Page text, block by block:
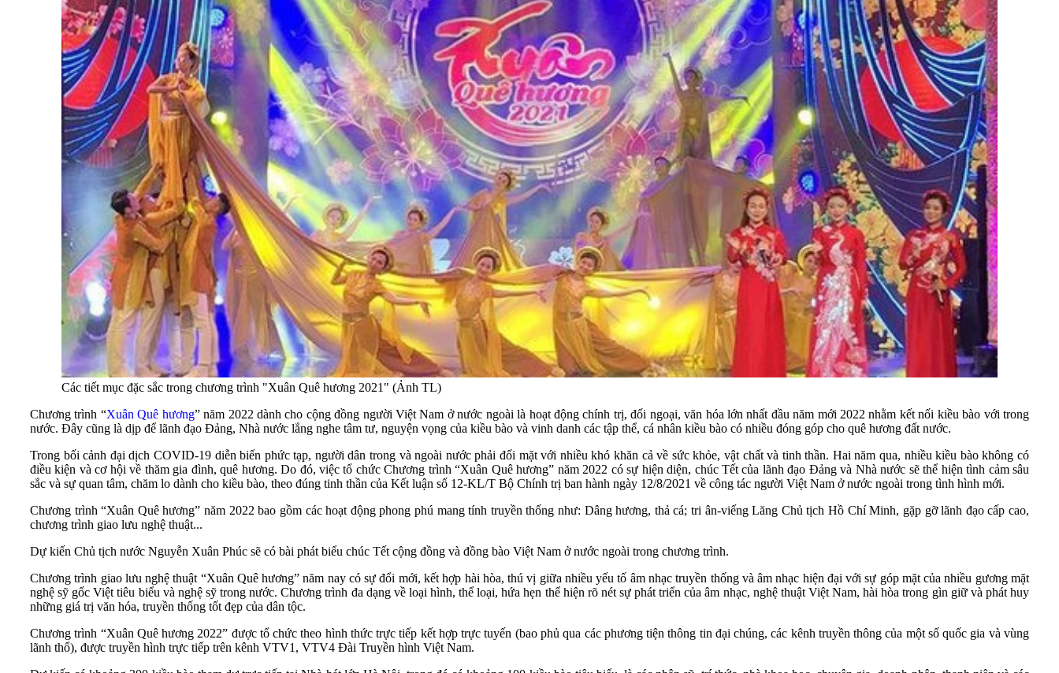
Các tiết mục đặc sắc trong chương trình "Xuân Quê hương 2021" (Ảnh TL)
Chương trình “Xuân Quê hương” năm 2022 dành cho cộng đồng người Việt Nam ở nước ngoài là hoạt động chính trị, đối ngoại, văn hóa lớn nhất đầu năm mới 2022 nhằm kết nối kiều bào với trong
nước. Đây cũng là dịp để lãnh đạo Đảng, Nhà nước lắng nghe tâm tư, nguyện vọng của kiều bào và vinh danh các tập thể, cá nhân kiều bào có nhiều đóng góp cho quê hương đất nước.
Trong bối cảnh đại dịch COVID-19 diễn biến phức tạp, người dân trong và ngoài nước phải đối mặt với nhiều khó khăn cả về sức khỏe, vật chất và tinh thần. Hai năm qua, nhiều kiều bào không có
điều kiện và cơ hội về thăm gia đình, quê hương. Do đó, việc tổ chức Chương trình “Xuân Quê hương” năm 2022 có sự hiện diện, chúc Tết của lãnh đạo Đảng và Nhà nước sẽ thể hiện tình cảm sâu
sắc và sự quan tâm, chăm lo dành cho kiều bào, theo đúng tinh thần của Kết luận số 12-KL/T Bộ Chính trị ban hành ngày 12/8/2021 về công tác người Việt Nam ở nước ngoài trong tình hình mới.
Chương trình “Xuân Quê hương” năm 2022 bao gồm các hoạt động phong phú mang tính truyền thống như: Dâng hương, thả cá; tri ân-viếng Lăng Chủ tịch Hồ Chí Minh, gặp gỡ lãnh đạo cấp cao,
chương trình giao lưu nghệ thuật...
Dự kiến Chủ tịch nước Nguyễn Xuân Phúc sẽ có bài phát biểu chúc Tết cộng đồng và đồng bào Việt Nam ở nước ngoài trong chương trình.
Chương trình giao lưu nghệ thuật “Xuân Quê hương” năm nay có sự đổi mới, kết hợp hài hòa, thú vị giữa nhiều yếu tố âm nhạc truyền thống và âm nhạc hiện đại với sự góp mặt của nhiều gương mặt
nghệ sỹ gốc Việt tiêu biểu và nghệ sỹ trong nước. Chương trình đa dạng về loại hình, thể loại, hứa hẹn thể hiện rõ nét sự phát triển của âm nhạc, nghệ thuật Việt Nam, hài hòa trong gìn giữ và phát huy
những giá trị văn hóa, truyền thống tốt đẹp của dân tộc.
Chương trình “Xuân Quê hương 2022” được tổ chức theo hình thức trực tiếp kết hợp trực tuyến (bao phủ qua các phương tiện thông tin đại chúng, các kênh truyền thông của một số quốc gia và vùng
lãnh thổ), được truyền hình trực tiếp trên kênh VTV1, VTV4 Đài Truyền hình Việt Nam.